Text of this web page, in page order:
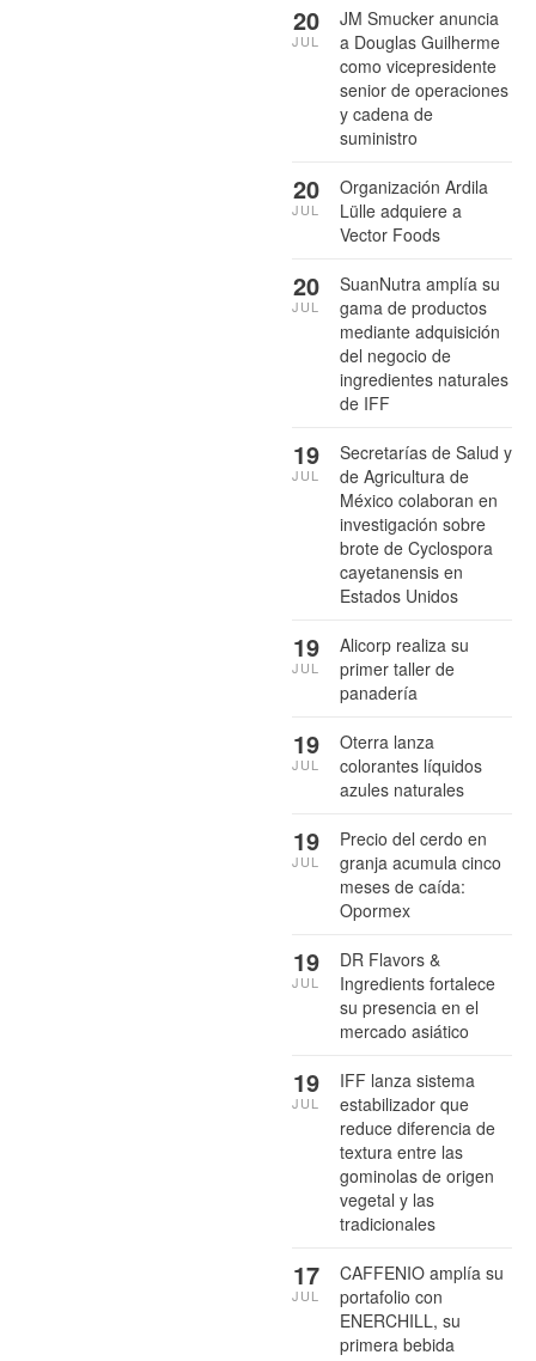
JM Smucker anuncia
a Douglas Guilherme
como vicepresidente
senior de operaciones
y cadena de
suministro
20
JUL
Organización Ardila
Lülle adquiere a
Vector Foods
20
JUL
SuanNutra amplía su
gama de productos
mediante adquisición
del negocio de
ingredientes naturales
de IFF
20
JUL
Secretarías de Salud y
de Agricultura de
México colaboran en
investigación sobre
brote de Cyclospora
cayetanensis en
Estados Unidos
19
JUL
Alicorp realiza su
primer taller de
panadería
19
JUL
Oterra lanza
colorantes líquidos
azules naturales
19
JUL
Precio del cerdo en
granja acumula cinco
meses de caída:
Opormex
19
JUL
DR Flavors &
Ingredients fortalece
su presencia en el
mercado asiático
19
JUL
IFF lanza sistema
estabilizador que
reduce diferencia de
textura entre las
gominolas de origen
vegetal y las
tradicionales
19
JUL
CAFFENIO amplía su
portafolio con
ENERCHILL, su
primera bebida
17
JUL